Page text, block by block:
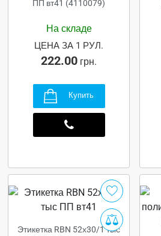
ПП вт41 (4110079)
На складе
222.00 грн.
ЦЕНА ЗА 1 РУЛ.
Купить
Этикетка RBN 52х30/1 тыс